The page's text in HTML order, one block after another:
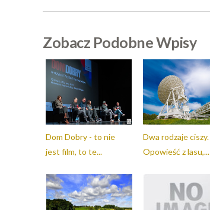
Zobacz Podobne Wpisy
Dom Dobry - to nie
jest film, to te...
Dwa rodzaje ciszy.
Opowieść z lasu,...